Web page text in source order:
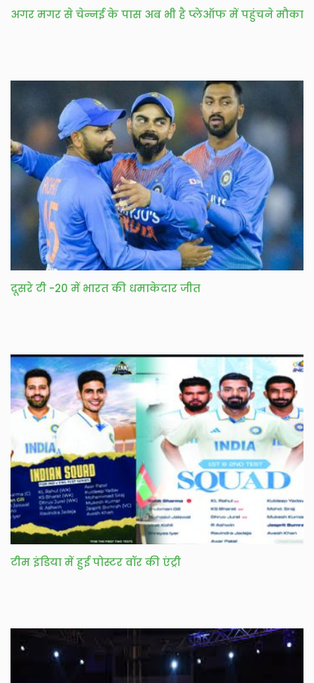
अगर मगर से चेन्नई के पास अब भी है प्लेऑफ में पहुंचने मौका
दूसरे टी -20 में भारत की धमाकेदार जीत
टीम इंडिया में हुई पोस्टर वॉर की एंट्री